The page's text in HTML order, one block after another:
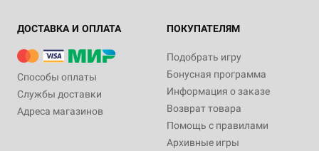
ДОСТАВКА И ОПЛАТА
Способы оплаты
Службы доставки
Адреса магазинов
ПОКУПАТЕЛЯМ
Подобрать игру
Бонусная программа
Информация о заказе
Возврат товара
Помощь с правилами
Архивные игры